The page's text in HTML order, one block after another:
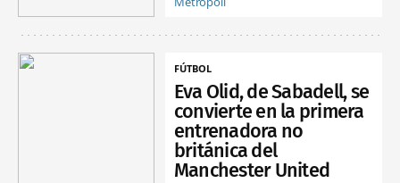
FÚTBOL
Eva Olid, de Sabadell, se
convierte en la primera
entrenadora no
británica del
Manchester United